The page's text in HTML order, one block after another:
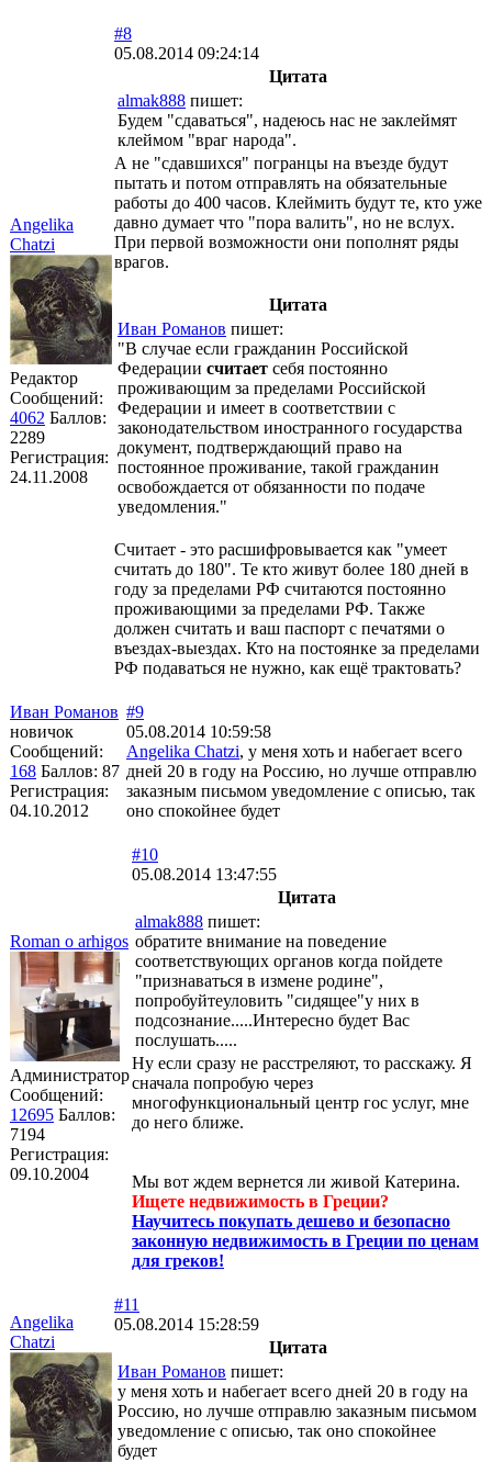
Angelika
Chatzi
Редактор
Сообщений:
4062 Баллов:
2289
Регистрация:
24.11.2008
#8
05.08.2014 09:24:14
Цитата
almak888 пишет:
Будем "сдаваться", надеюсь нас не заклеймят
клеймом "враг народа".
А не "сдавшихся" погранцы на въезде будут
пытать и потом отправлять на обязательные
работы до 400 часов. Клеймить будут те, кто уже
давно думает что "пора валить", но не вслух.
При первой возможности они пополнят ряды
врагов.
Цитата
Иван Романов пишет:
"В случае если гражданин Российской
Федерации считает себя постоянно
проживающим за пределами Российской
Федерации и имеет в соответствии с
законодательством иностранного государства
документ, подтверждающий право на
постоянное проживание, такой гражданин
освобождается от обязанности по подаче
уведомления."
Считает - это расшифровывается как "умеет
считать до 180". Те кто живут более 180 дней в
году за пределами РФ считаются постоянно
проживающими за пределами РФ. Также
должен считать и ваш паспорт с печатями о
въездах-выездах. Кто на постоянке за пределами
РФ подаваться не нужно, как ещё трактовать?
Иван Романов
новичок
Сообщений:
168 Баллов: 87
Регистрация:
04.10.2012
#9
05.08.2014 10:59:58
Angelika Chatzi, у меня хоть и набегает всего
дней 20 в году на Россию, но лучше отправлю
заказным письмом уведомление с описью, так
оно спокойнее будет
Roman o arhigos
Администратор
Сообщений:
12695 Баллов:
7194
Регистрация:
09.10.2004
#10
05.08.2014 13:47:55
Цитата
almak888 пишет:
обратите внимание на поведение
соответствующих органов когда пойдете
"признаваться в измене родине",
попробуйтеуловить "сидящее"у них в
подсознание.....Интересно будет Вас
послушать.....
Ну если сразу не расстреляют, то расскажу. Я
сначала попробую через
многофункциональный центр гос услуг, мне
до него ближе.
Мы вот ждем вернется ли живой Катерина.
Ищете недвижимость в Греции?
Научитесь покупать дешево и безопасно
законную недвижимость в Греции по ценам
для греков!
Angelika
Chatzi
#11
05.08.2014 15:28:59
Цитата
Иван Романов пишет:
у меня хоть и набегает всего дней 20 в году на
Россию, но лучше отправлю заказным письмом
уведомление с описью, так оно спокойнее
будет